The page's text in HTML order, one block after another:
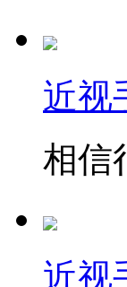
近视
相信
近视